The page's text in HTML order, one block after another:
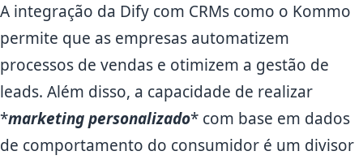
A integração da Dify com CRMs como o Kommo
permite que as empresas automatizem
processos de vendas e otimizem a gestão de
leads. Além disso, a capacidade de realizar
*marketing personalizado* com base em dados
de comportamento do consumidor é um divisor